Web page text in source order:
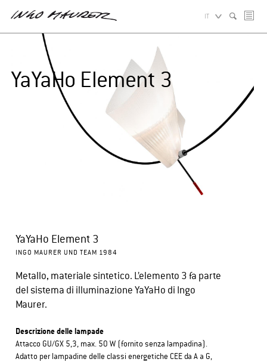
IT
YaYaHo Element 3
YaYaHo Element 3
INGO MAURER UND TEAM 1984
Metallo, materiale sintetico. L’elemento 3 fa parte
del sistema di illuminazione YaYaHo di Ingo
Maurer.
Descrizione delle lampade
Attacco GU/GX 5,3, max. 50 W (fornito senza lampadina).
Adatto per lampadine delle classi energetiche CEE da A a G,